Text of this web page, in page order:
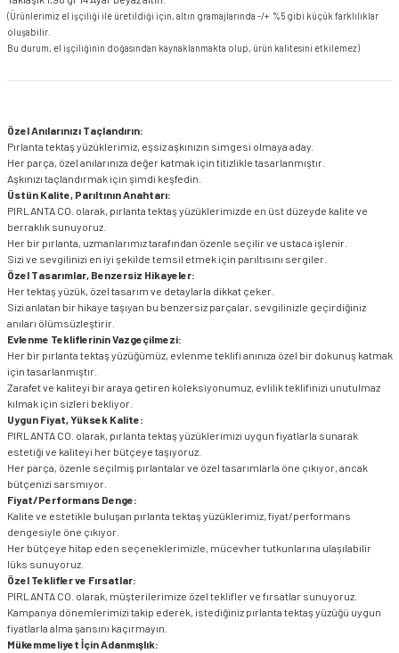
(Ürünlerimiz el işçiliği ile üretildiği için, altın gramajlarında -/+ %5 gibi küçük farklılıklar
oluşabilir.
Bu durum, el işçiliğinin doğasından kaynaklanmakta olup, ürün kalitesini etkilemez)
Özel Anılarınızı Taçlandırın:
Pırlanta tektaş yüzüklerimiz, eşsiz aşkınızın simgesi olmaya aday.
Her parça, özel anılarınıza değer katmak için titizlikle tasarlanmıştır.
Aşkınızı taçlandırmak için şimdi keşfedin.
Üstün Kalite, Parıltının Anahtarı:
PIRLANTA CO. olarak, pırlanta tektaş yüzüklerimizde en üst düzeyde kalite ve
berraklık sunuyoruz.
Her bir pırlanta, uzmanlarımız tarafından özenle seçilir ve ustaca işlenir.
Sizi ve sevgilinizi en iyi şekilde temsil etmek için parıltısını sergiler.
Özel Tasarımlar, Benzersiz Hikayeler:
Her tektaş yüzük, özel tasarım ve detaylarla dikkat çeker.
Sizi anlatan bir hikaye taşıyan bu benzersiz parçalar, sevgilinizle geçirdiğiniz
anıları ölümsüzleştirir.
Evlenme Tekliflerinin Vazgeçilmezi:
Her bir pırlanta tektaş yüzüğümüz, evlenme teklifi anınıza özel bir dokunuş katmak
için tasarlanmıştır.
Zarafet ve kaliteyi bir araya getiren koleksiyonumuz, evlilik teklifinizi unutulmaz
kılmak için sizleri bekliyor.
Uygun Fiyat, Yüksek Kalite:
PIRLANTA CO. olarak, pırlanta tektaş yüzüklerimizi uygun fiyatlarla sunarak
estetiği ve kaliteyi her bütçeye taşıyoruz.
Her parça, özenle seçilmiş pırlantalar ve özel tasarımlarla öne çıkıyor, ancak
bütçenizi sarsmıyor.
Fiyat/Performans Denge:
Kalite ve estetikle buluşan pırlanta tektaş yüzüklerimiz, fiyat/performans
dengesiyle öne çıkıyor.
Her bütçeye hitap eden seçeneklerimizle, mücevher tutkunlarına ulaşılabilir
lüks sunuyoruz.
Özel Teklifler ve Fırsatlar:
PIRLANTA CO. olarak, müşterilerimize özel teklifler ve fırsatlar sunuyoruz.
Kampanya dönemlerimizi takip ederek, istediğiniz pırlanta tektaş yüzüğü uygun
fiyatlarla alma şansını kaçırmayın.
Mükemmeliyet İçin Adanmışlık: